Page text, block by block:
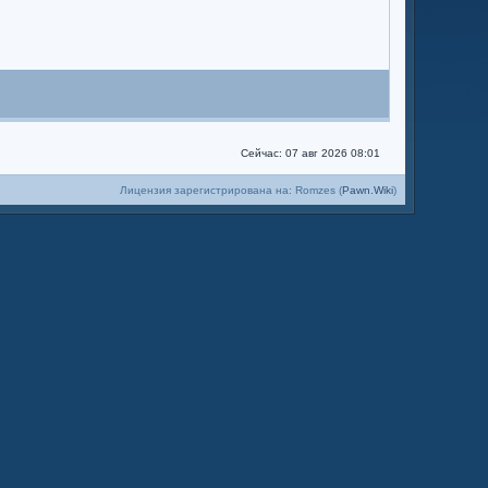
Сейчас: 07 авг 2026 08:01
Лицензия зарегистрирована на: Romzes (Pawn.Wiki)